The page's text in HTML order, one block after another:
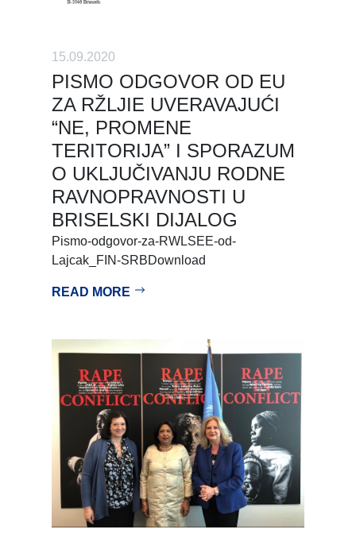
15.09.2020
PISMO ODGOVOR OD EU
ZA RŽLJIE UVERAVAJUĆI
“NE, PROMENE
TERITORIJA” I SPORAZUM
O UKLJUČIVANJU RODNE
RAVNOPRAVNOSTI U
BRISELSKI DIJALOG
Pismo-odgovor-za-RWLSEE-od-
Lajcak_FIN-SRBDownload
READ MORE